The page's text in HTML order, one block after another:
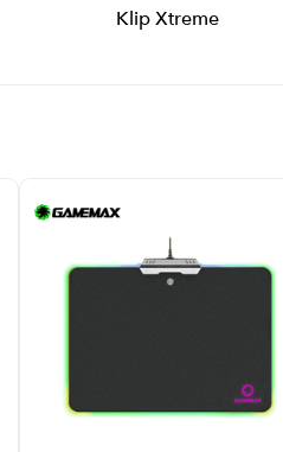
Klip Xtreme